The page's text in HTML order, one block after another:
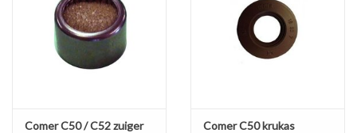
Comer C50 / C52 zuiger
Comer C50 krukas